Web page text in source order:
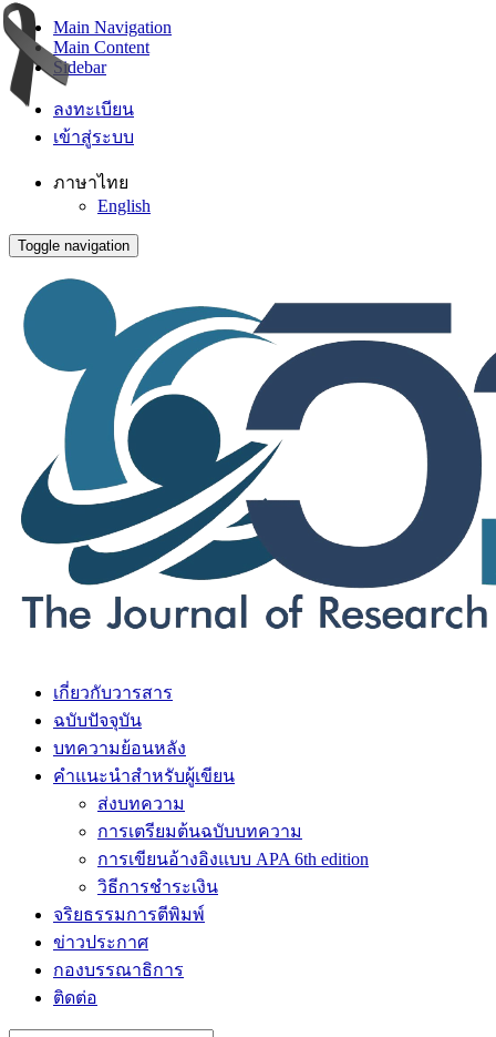
Main Navigation
Main Content
Sidebar
ลงทะเบียน
เข้าสู่ระบบ
ภาษาไทย
English
Toggle navigation
เกี่ยวกับวารสาร
ฉบับปัจจุบัน
บทความย้อนหลัง
คำแนะนำสำหรับผู้เขียน
ส่งบทความ
การเตรียมต้นฉบับบทความ
การเขียนอ้างอิงแบบ APA 6th edition
วิธีการชำระเงิน
จริยธรรมการตีพิมพ์
ข่าวประกาศ
กองบรรณาธิการ
ติดต่อ